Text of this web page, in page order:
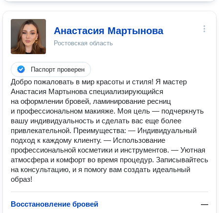
Анастасия Мартынова
Ростовская область
Паспорт проверен
Добро пожаловать в мир красоты и стиля! Я мастер
Анастасия Мартынова специализирующийся
на оформлении бровей, ламинирование ресниц
и профессиональном макияже. Моя цель — подчеркнуть
вашу индивидуальность и сделать вас еще более
привлекательной. Преимущества: — Индивидуальный
подход к каждому клиенту. — Использование
профессиональной косметики и инструментов. — Уютная
атмосфера и комфорт во время процедур. Записывайтесь
на консультацию, и я помогу вам создать идеальный
образ!
Восстановление бровей —